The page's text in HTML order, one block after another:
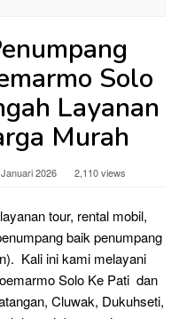
Solo
Layanan
Murah
2026 2,110 views
tour, rental mobil,
baik penumpang
Kali ini kami melayani
Solo Ke Pati dan
Cluwak, Dukuhseti,